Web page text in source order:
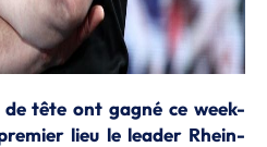
tête ont gagné ce week-
lieu le leader Rhein-